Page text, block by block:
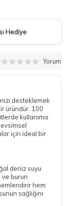
Hediye
Yorum
desteklemek
üründür. 100
kullanıma
için ideal bir
deniz suyu
ve burun
hem
sağlığını